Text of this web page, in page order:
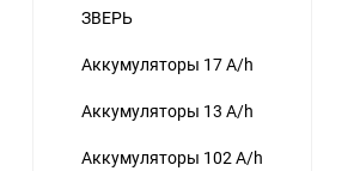
ЗВЕРЬ
Аккумуляторы 17 A/h
Аккумуляторы 13 A/h
Аккумуляторы 102 A/h